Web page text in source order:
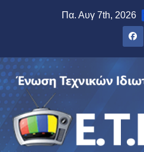
Πα. Αυγ 7th, 2026